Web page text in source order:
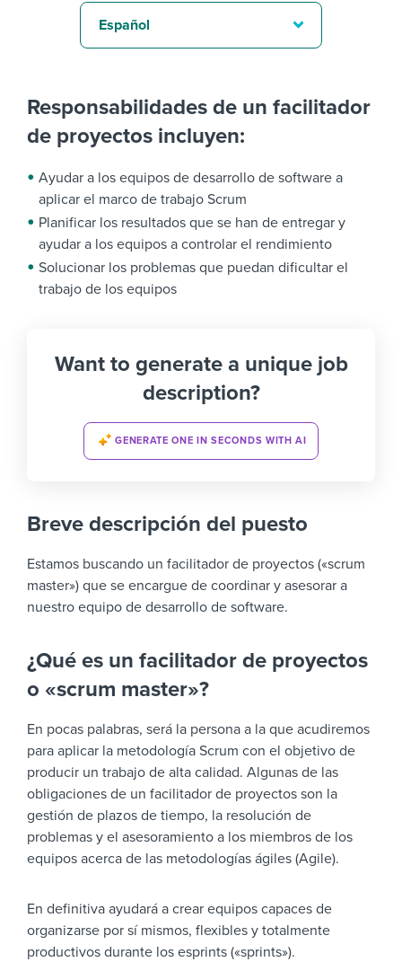
Responsabilidades de un facilitador
de proyectos incluyen:
Ayudar a los equipos de desarrollo de software a
aplicar el marco de trabajo Scrum
Planificar los resultados que se han de entregar y
ayudar a los equipos a controlar el rendimiento
Solucionar los problemas que puedan dificultar el
trabajo de los equipos
Want to generate a unique job
description?
GENERATE ONE IN SECONDS WITH AI
Breve descripción del puesto
Estamos buscando un facilitador de proyectos («scrum
master») que se encargue de coordinar y asesorar a
nuestro equipo de desarrollo de software.
¿Qué es un facilitador de proyectos
o «scrum master»?
En pocas palabras, será la persona a la que acudiremos
para aplicar la metodología Scrum con el objetivo de
producir un trabajo de alta calidad. Algunas de las
obligaciones de un facilitador de proyectos son la
gestión de plazos de tiempo, la resolución de
problemas y el asesoramiento a los miembros de los
equipos acerca de las metodologías ágiles (Agile).
En definitiva ayudará a crear equipos capaces de
organizarse por sí mismos, flexibles y totalmente
productivos durante los esprints («sprints»).
Español